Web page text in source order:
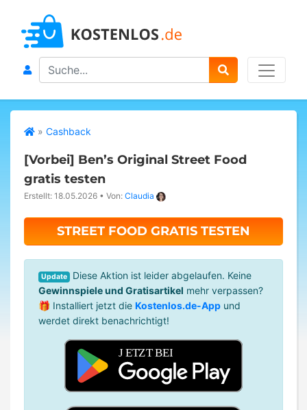
Search
» Cashback
[Vorbei] Ben’s Original Street Food
gratis testen
Erstellt: 18.05.2026 • Von: Claudia
STREET FOOD GRATIS TESTEN
Update
Diese Aktion ist leider abgelaufen. Keine
Gewinnspiele und Gratisartikel mehr verpassen?
🎁 Installiert jetzt die Kostenlos.de-App und
werdet direkt benachrichtigt!